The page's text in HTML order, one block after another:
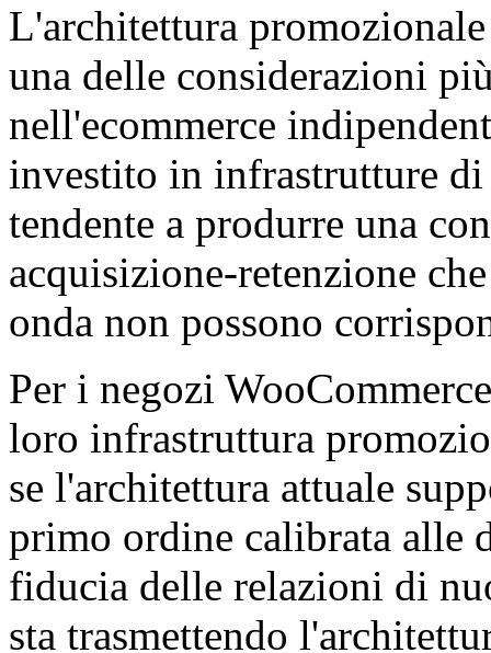
L'architettura
una delle considerazioni
nell'ecommerce
investito in infrastrutture
tendente a produrre una
acquisizione-retenzione
onda non possono
Per i negozi
loro infrastruttura
se l'architettura attuale
primo ordine calibrata alle
fiducia delle relazioni di
sta trasmettendo